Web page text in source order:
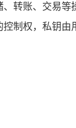
转账、交易
制权，私钥